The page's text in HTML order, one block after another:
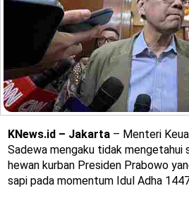
KNews.id – Jakarta – Menteri
Sadewa mengaku tidak mengetahui
hewan kurban Presiden Prabowo
sapi pada momentum Idul Adha